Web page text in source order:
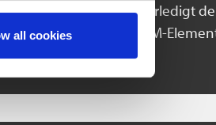
all cookies
Plugin 4Revit erledigt
sind Ihre Wände als BIM-
übertragen.